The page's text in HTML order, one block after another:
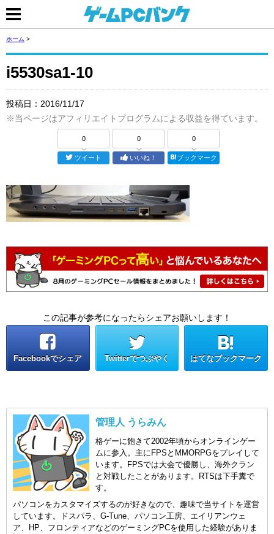
ホーム >
i5530sa1-10
投稿日： 2016/11/17
※当ページはアフィリエイトプログラムによる収益を得ています。
0
ツイート
0
いいね！
0
ブックマーク
この記事が参考になったらシェアお願いします！
Facebookでシェア Twitterでつぶやく はてなブックマーク
管理人 うらみん
格ゲーに飽きて2002年頃からオンラインゲー
ムに参入。主にFPSとMMORPGをプレイして
います。FPSでは大会で優勝し、海外クラン
と対戦したことがあります。RTSは下手糞で
す。
パソコンをカスタマイズするのが好きなので、趣味で当サイトを運営
しています。ドスパラ、G-Tune、パソコン工房、エイリアンウェ
ア、HP、フロンティアなどのゲーミングPCを使用した経験がありま